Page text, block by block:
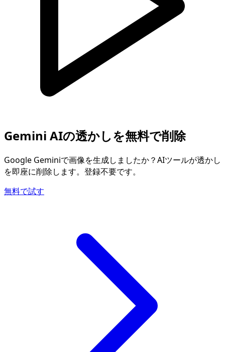
Gemini AIの透かしを無料で削除
Google Geminiで画像を生成しましたか？AIツールが透かし
を即座に削除します。登録不要です。
無料で試す